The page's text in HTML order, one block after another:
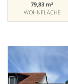
79,83 m²
WOHNFLÄCHE